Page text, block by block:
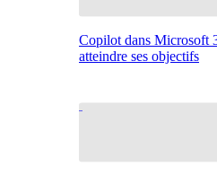
Copilot dans Microsoft
atteindre ses objectifs